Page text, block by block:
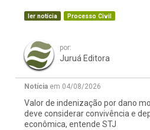
ler notícia Processo Civil
por:
Juruá Editora
Notícia em 04/08/2026
Valor de indenização por dano
deve considerar convivência e
econômica, entende STJ